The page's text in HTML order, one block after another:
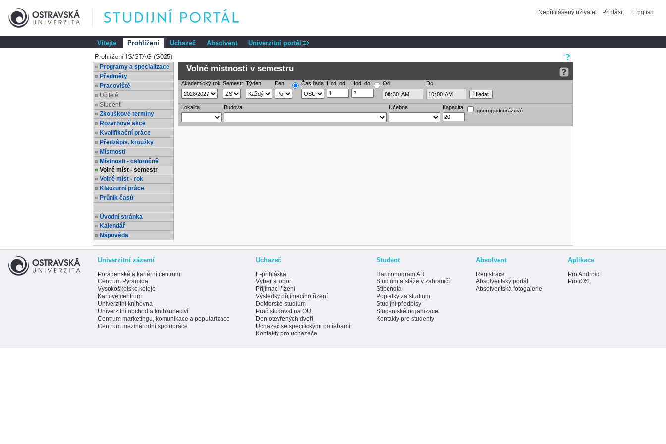
Nepřihlášený uživatel Přihlásit English
Vítejte Prohlížení Uchazeč Absolvent
Univerzitní portál
Prohlížení IS/STAG (S025)
Programy a specializace
Předměty
Pracoviště
Učitelé
Studenti
Zkouškové termíny
Rozvrhové akce
Kvalifikační práce
Předzápis. kroužky
Místnosti
Místnosti - celoročně
Volné míst - semestr
Volné míst - rok
Klauzurní práce
Průnik časů
Úvodní stránka
Kalendář
Nápověda
Volné místnosti v semestru
Akademický rok Semestr Týden Den Čas.řada Hod. od Hod. do Od Do
Lokalita Budova Učebna Kapacita
Ignoruj jednorázové
Univerzitní zázemí
Poradenské a kariérní centrum
Centrum Pyramida
Vysokoškolské koleje
Kartové centrum
Univerzitní knihovna
Univerzitní obchod a knihkupectví
Centrum marketingu, komunikace a popularizace
Centrum mezinárodní spolupráce
Uchazeč
E-přihláška
Vyber si obor
Přijímací řízení
Výsledky přijímacího řízení
Doktorské studium
Proč studovat na OU
Den otevřených dveří
Uchazeč se specifickými potřebami
Kontakty pro uchazeče
Student
Harmonogram AR
Studium a stáže v zahraničí
Stipendia
Poplatky za studium
Studijní předpisy
Studentské organizace
Kontakty pro studenty
Absolvent
Registrace
Absolventský portál
Absolventská fotogalerie
Aplikace
Pro Android
Pro iOS